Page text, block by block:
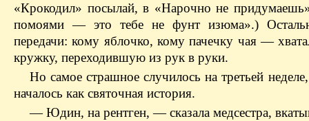
«Крокодил» посылай, в «Нарочно не
помоями — это тебе не фунт изюма».)
передачи: кому яблочко, комупачечку чая —
кружку, переходившую из рук в руки.
Но самое страшное случилось на третьей
началось как святочная история.
— Юдин, на рентген, — сказала медсестра,